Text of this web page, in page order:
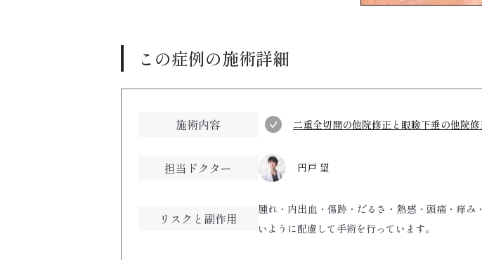
この症例の施術詳細
施術内容 二重全切開の他院修正と眼瞼下垂の他院修
担当ドクター 円戸 望
リスクと副作用
腫れ・内出血・傷跡・だるさ・熱感・頭痛・痒
いように配慮して手術を行っています。